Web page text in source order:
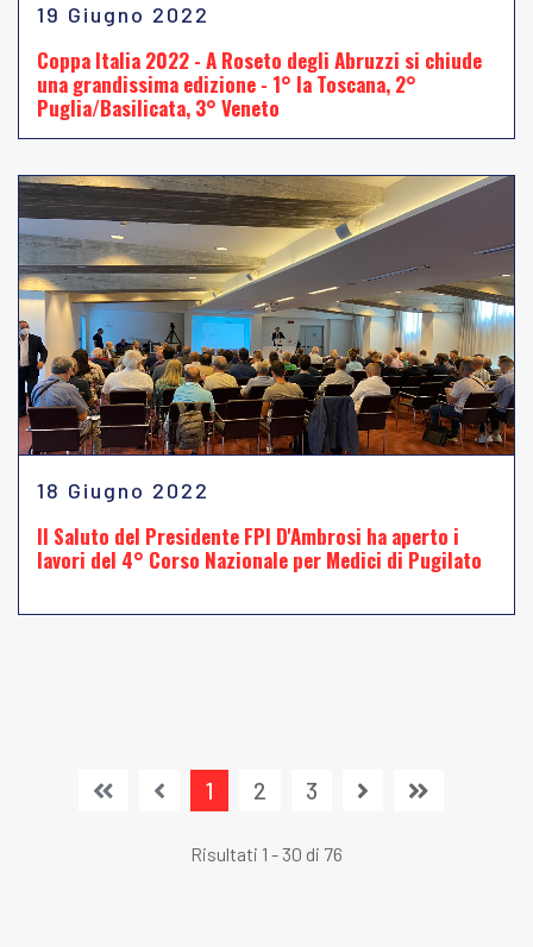
19 Giugno 2022
Coppa Italia 2022 - A Roseto degli Abruzzi si chiude
una grandissima edizione - 1° la Toscana, 2°
Puglia/Basilicata, 3° Veneto
18 Giugno 2022
Il Saluto del Presidente FPI D'Ambrosi ha aperto i
lavori del 4° Corso Nazionale per Medici di Pugilato
1 2 3
Risultati 1 - 30 di 76